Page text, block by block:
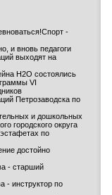
-
и вновь педагоги
выходят на
H2O состоялись
VI
Петрозаводска по
и дошкольных
городского округа
по
достойно
- старший
- инструктор по